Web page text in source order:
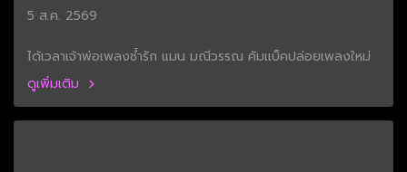
5 ส.ค. 2569
ได้เวลาเจ้าพ่อเพลงช้ำรัก แมน มณีวรรณ คัมแบ็คปล่อยเพลงใหม่
ดูเพิ่มเติม